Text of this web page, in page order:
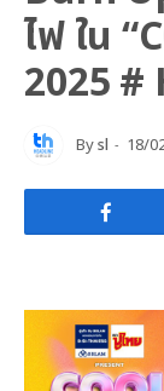
ไฟ ใน
2025 #
Bysl 18/